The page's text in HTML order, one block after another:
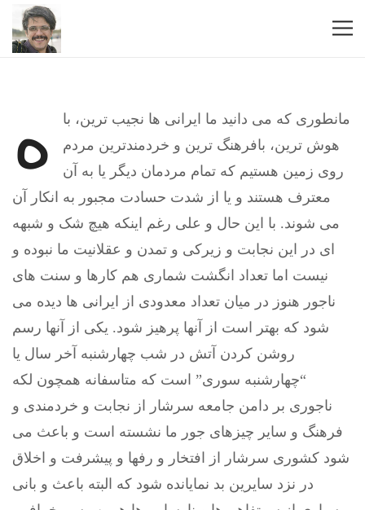
ه
مانطوری که می دانید ما ایرانی ها نجیب ترین، با
هوش ترین، بافرهنگ ترین و خردمندترین مردم
روی زمین هستیم که تمام مردمان دیگر یا به آن
معترف هستند و یا از شدت حسادت مجبور به انکار آن
می شوند. با این حال و علی رغم اینکه هیچ شک و شبهه
ای در این نجابت و زیرکی و تمدن و عقلانیت ما نبوده و
نیست اما تعداد انگشت شماری هم کارها و سنت های
ناجور هنوز در میان تعداد معدودی از ایرانی ها دیده می
شود که بهتر است از آنها پرهیز شود. یکی از آنها رسم
روشن کردن آتش در شب چهارشنبه آخر سال یا
“چهارشنبه سوری” است که متاسفانه همچون لکه
ناجوری بر دامن جامعه سرشار از نجابت و خردمندی و
فرهنگ و سایر چیزهای جور ما نشسته است و باعث می
شود کشوری سرشار از افتخار و رفها و پیشرفت و اخلاق
در نزد سایرین بد نمایانده شود که البته باعث و بانی